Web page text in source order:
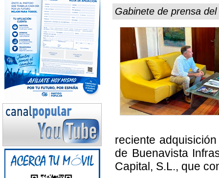
Gabinete de prensa
reciente
de Buenavista
Capital, S.L., que